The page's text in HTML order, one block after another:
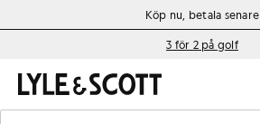
Gå direkt till huvudinnehållet
Information om tillgänglighetKöp nu, betala senare
3 för 2 på golf